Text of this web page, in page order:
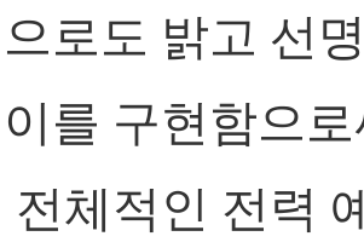
로도 밝고 선
를 구현함으
전체적인 전력